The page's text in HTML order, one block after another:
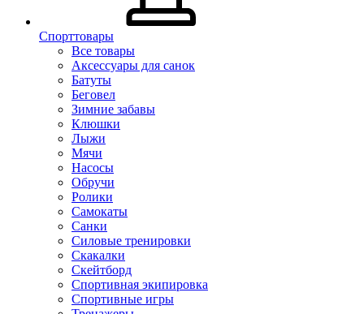
Спорттовары
Все товары
Аксессуары для санок
Батуты
Беговел
Зимние забавы
Клюшки
Лыжи
Мячи
Насосы
Обручи
Ролики
Самокаты
Санки
Силовые тренировки
Скакалки
Скейтборд
Спортивная экипировка
Спортивные игры